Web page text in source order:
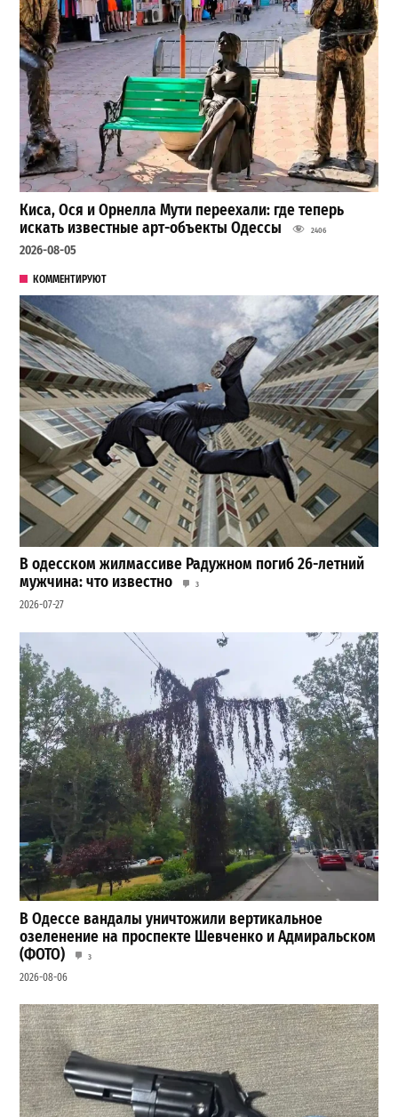
Киса, Ося и Орнелла Мути переехали: где теперь
искать известные арт-объекты Одессы
2406
2026-08-05
КОММЕНТИРУЮТ
В одесском жилмассиве Радужном погиб 26-летний
мужчина: что известно
3
2026-07-27
В Одессе вандалы уничтожили вертикальное
озеленение на проспекте Шевченко и Адмиральском
(ФОТО)
3
2026-08-06